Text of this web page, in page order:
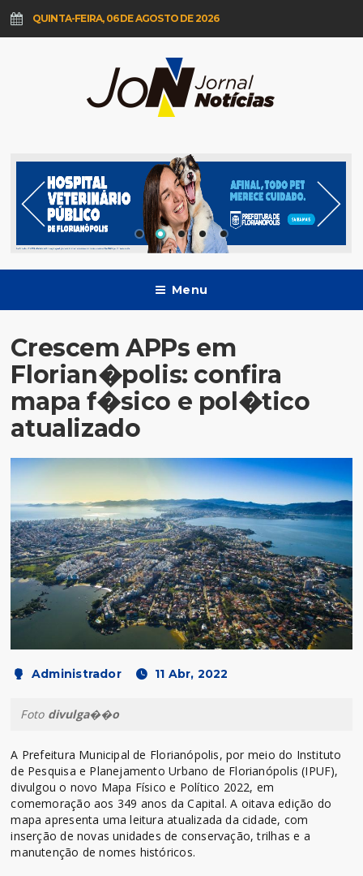
QUINTA-FEIRA, 06 DE AGOSTO DE 2026
Menu
Crescem APPs em
Florian�polis: confira
mapa f�sico e pol�tico
atualizado
Administrador 11 Abr, 2022
Foto divulga��o
A Prefeitura Municipal de Florianópolis, por meio do Instituto
de Pesquisa e Planejamento Urbano de Florianópolis (IPUF),
divulgou o novo Mapa Físico e Político 2022, em
comemoração aos 349 anos da Capital. A oitava edição do
mapa apresenta uma leitura atualizada da cidade, com
inserção de novas unidades de conservação, trilhas e a
manutenção de nomes históricos.